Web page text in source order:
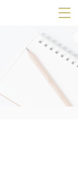
SPメニ
ー
展
用
ボ